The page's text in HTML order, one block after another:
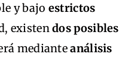
y bajo estrictos
existendos posibles
medianteanálisis